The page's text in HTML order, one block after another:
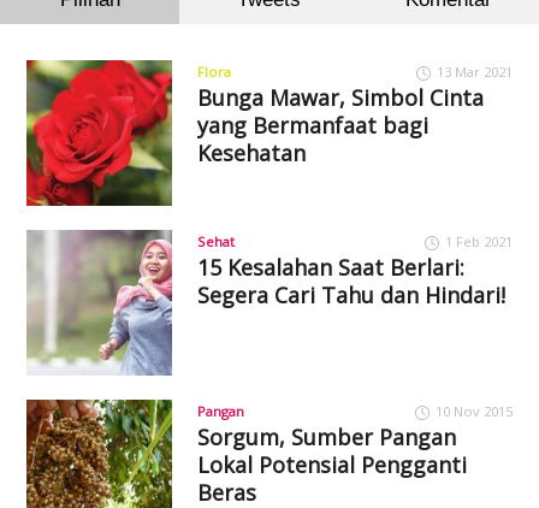
Flora 13 Mar 2021
Bunga Mawar, Simbol Cinta
yang Bermanfaat bagi
Kesehatan
Sehat 1 Feb 2021
15 Kesalahan Saat Berlari:
Segera Cari Tahu dan Hindari!
Pangan 10 Nov 2015
Sorgum, Sumber Pangan
Lokal Potensial Pengganti
Beras